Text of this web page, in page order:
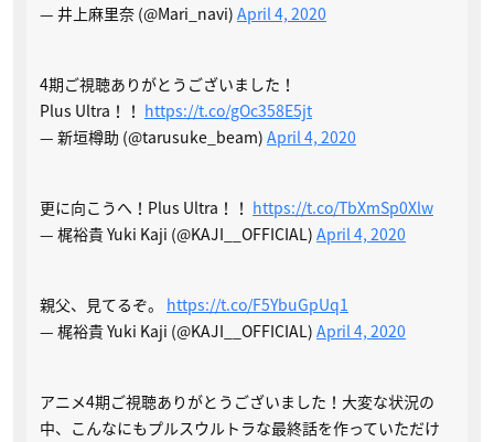
— 井上麻里奈 (@Mari_navi) April 4, 2020
4期ご視聴ありがとうございました！
Plus Ultra！！ https://t.co/gOc358E5jt
— 新垣樽助 (@tarusuke_beam) April 4, 2020
更に向こうへ！Plus Ultra！！ https://t.co/TbXmSp0Xlw
— 梶裕貴 Yuki Kaji (@KAJI__OFFICIAL) April 4, 2020
親父、見てるぞ。 https://t.co/F5YbuGpUq1
— 梶裕貴 Yuki Kaji (@KAJI__OFFICIAL) April 4, 2020
アニメ4期ご視聴ありがとうございました！大変な状況の
中、こんなにもプルスウルトラな最終話を作っていただけ